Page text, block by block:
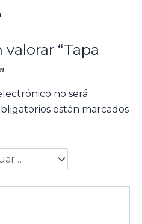
“Tapa
no será
están marcados